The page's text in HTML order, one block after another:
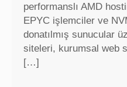
performanslı AMD
EPYC işlemciler ve
donatılmış sunucular
siteleri, kurumsal web
[…]